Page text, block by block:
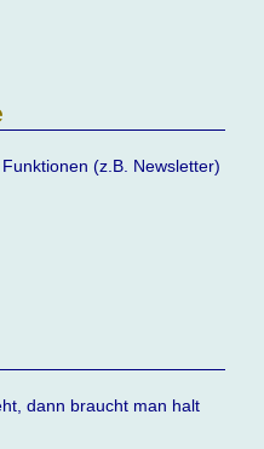
(z.B. Newsletter)
dann braucht man halt